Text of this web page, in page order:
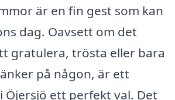
är en fin gest som kan
dag. Oavsett om det
gratulera, trösta eller bara
på någon, är ett
Öjersjö ett perfekt val. Det